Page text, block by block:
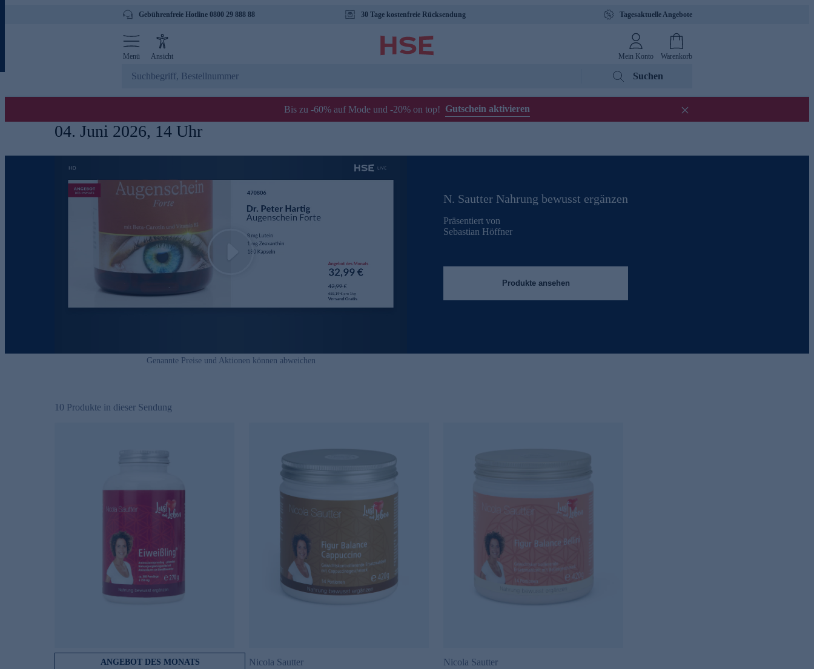
Gebührenfreie Hotline 0800 29 888 88 30 Tage kostenfreie Rücksendung Tagesaktuelle Angebote
Menü Ansicht Mein Konto Warenkorb
Suchen
Bis zu -60% auf Mode und -20% on top! Gutschein aktivieren
04. Juni 2026, 14 Uhr
N. Sautter Nahrung bewusst ergänzen
Präsentiert von
Sebastian Höffner
Produkte ansehen
Genannte Preise und Aktionen können abweichen
10 Produkte in dieser Sendung
ANGEBOT DES MONATS
Nicola Sautter
Nicola Sautter